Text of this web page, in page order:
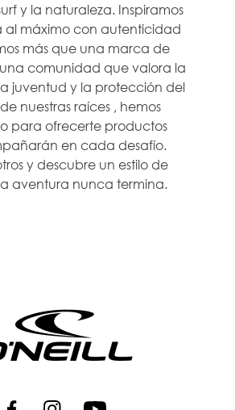
y la naturaleza. Inspiramos
al máximo con autenticidad
más que una marca de
comunidad que valora la
juventud y la protección del
nuestras raíces , hemos
para ofrecerte productos
en cada desafío.
y descubre un estilo de
aventura nunca termina.